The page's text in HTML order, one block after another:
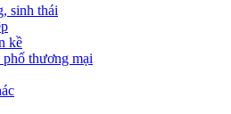
sinh thái
kề
phố thương mại